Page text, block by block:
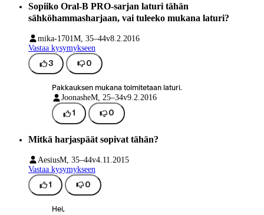
Sopiiko Oral-B PRO-sarjan laturi tähän
sähköhammasharjaan, vai tuleeko mukana laturi?
mika-1701 M, 35–44v8.2.2016
Vastaa kysymykseen
3 0
Pakkauksen mukana toimitetaan laturi.
JoonasheM, 25–34v9.2.2016
1 0
Mitkä harjaspäät sopivat tähän?
AesiusM, 35–44v4.11.2015
Vastaa kysymykseen
1 0
Hei,